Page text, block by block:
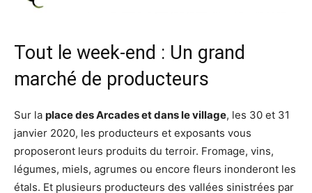
Tout le week-end : Un grand
marché de producteurs
Sur la place des Arcades et dans le village, les 30 et 31
janvier 2020, les producteurs et exposants vous
proposeront leurs produits du terroir. Fromage, vins,
légumes, miels, agrumes ou encore fleurs inonderont les
étals. Et plusieurs producteurs des vallées sinistrées par